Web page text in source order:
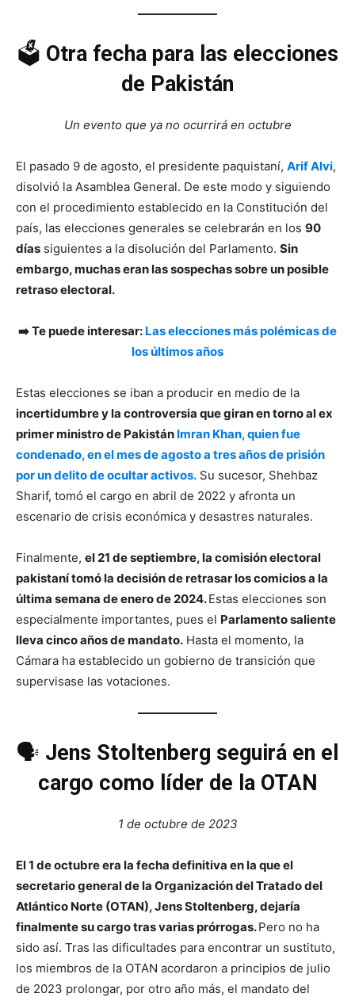
🗳️ Otra fecha para las elecciones
de Pakistán
Un evento que ya no ocurrirá en octubre
El pasado 9 de agosto, el presidente paquistaní, Arif Alvi,
disolvió la Asamblea General. De este modo y siguiendo
con el procedimiento establecido en la Constitución del
país, las elecciones generales se celebrarán en los 90
días siguientes a la disolución del Parlamento. Sin
embargo, muchas eran las sospechas sobre un posible
retraso electoral.
➡️ Te puede interesar: Las elecciones más polémicas de
los últimos años
Estas elecciones se iban a producir en medio de la
incertidumbre y la controversia que giran en torno al ex
primer ministro de Pakistán Imran Khan, quien fue
condenado, en el mes de agosto a tres años de prisión
por un delito de ocultar activos. Su sucesor, Shehbaz
Sharif, tomó el cargo en abril de 2022 y afronta un
escenario de crisis económica y desastres naturales.
Finalmente, el 21 de septiembre, la comisión electoral
pakistaní tomó la decisión de retrasar los comicios a la
última semana de enero de 2024.Estas elecciones son
especialmente importantes, pues el Parlamento saliente
lleva cinco años de mandato. Hasta el momento, la
Cámara ha establecido un gobierno de transición que
supervisase las votaciones.
🗣️ Jens Stoltenberg seguirá en el
cargo como líder de la OTAN
1 de octubre de 2023
El 1 de octubre era la fecha definitiva en la que el
secretario general de la Organización del Tratado del
Atlántico Norte (OTAN), Jens Stoltenberg, dejaría
finalmente su cargo tras varias prórrogas.Pero no ha
sido así. Tras las dificultades para encontrar un sustituto,
los miembros de la OTAN acordaron a principios de julio
de 2023 prolongar, por otro año más, el mandato del